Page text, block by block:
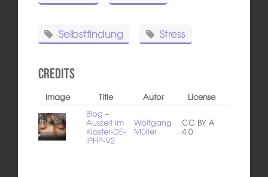
Selbstfindung Stress
Credits
Image Title Autor
License
Blog –
Auszeit im
Kloster-DE-
IPHP-V2
Wolfgang
Müller
CC BY A
4.0